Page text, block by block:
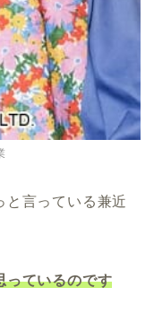
と言っている兼近
っているのです